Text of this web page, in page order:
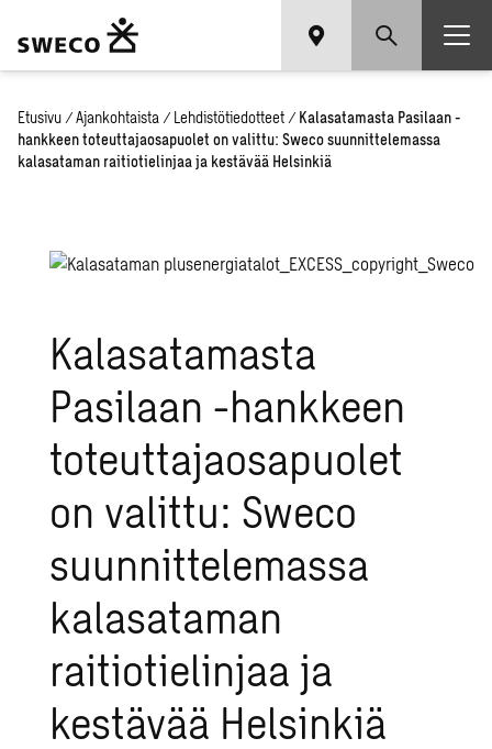
Etusivu / Ajankohtaista / Lehdistötiedotteet / Kalasatamasta Pasilaan -
hankkeen toteuttajaosapuolet on valittu: Sweco suunnittelemassa
kalasataman raitiotielinjaa ja kestävää Helsinkiä
Kalasatamasta
Pasilaan -hankkeen
toteuttajaosapuolet
on valittu: Sweco
suunnittelemassa
kalasataman
raitiotielinjaa ja
kestävää Helsinkiä